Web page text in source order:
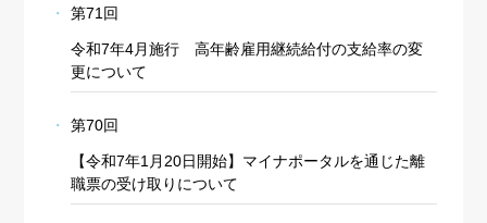
第71回
令和7年4月施行 高年齢雇用継続給付の支給率の変
更について
第70回
【令和7年1月20日開始】マイナポータルを通じた離
職票の受け取りについて